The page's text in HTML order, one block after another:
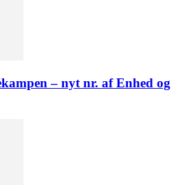
– nyt nr. af Enhed og